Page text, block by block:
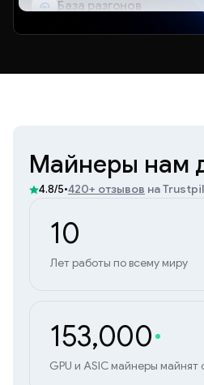
База разгонов
Майнеры нам
4.8/5•420+ отзывов на
10
Лет работы по всему миру
153,000
GPU и ASIC майнеры майнят